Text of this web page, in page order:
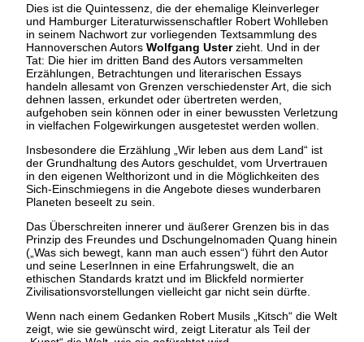
Dies ist die Quintessenz, die der ehemalige Kleinverleger
und Hamburger Literaturwissenschaftler Robert Wohlleben
in seinem Nachwort zur vorliegenden Textsammlung des
Hannoverschen Autors Wolfgang Usterzieht. Und in der
Tat: Die hier im dritten Band des Autors versammelten
Erzählungen, Betrachtungen und literarischen Essays
handeln allesamt von Grenzen verschiedenster Art, die sich
dehnen lassen, erkundet oder übertreten werden,
aufgehoben sein können oder in einer bewussten Verletzung
in vielfachen Folgewirkungen ausgetestet werden wollen.
Insbesondere die Erzählung „Wir leben aus dem Land“ ist
der Grundhaltung des Autors geschuldet, vom Urvertrauen
in den eigenen Welthorizont und in die Möglichkeiten des
Sich-Einschmiegens in die Angebote dieses wunderbaren
Planeten beseelt zu sein.
Das Überschreiten innerer und äußerer Grenzen bis in das
Prinzip des Freundes und Dschungelnomaden Quang hinein
(„Was sich bewegt, kann man auch essen“) führt den Autor
und seine LeserInnen in eine Erfahrungswelt, die an
ethischen Standards kratzt und im Blickfeld normierter
Zivilisationsvorstellungen vielleicht gar nicht sein dürfte.
Wenn nach einem Gedanken Robert Musils „Kitsch“ die Welt
zeigt, wie sie gewünscht wird, zeigt Literatur als Teil der